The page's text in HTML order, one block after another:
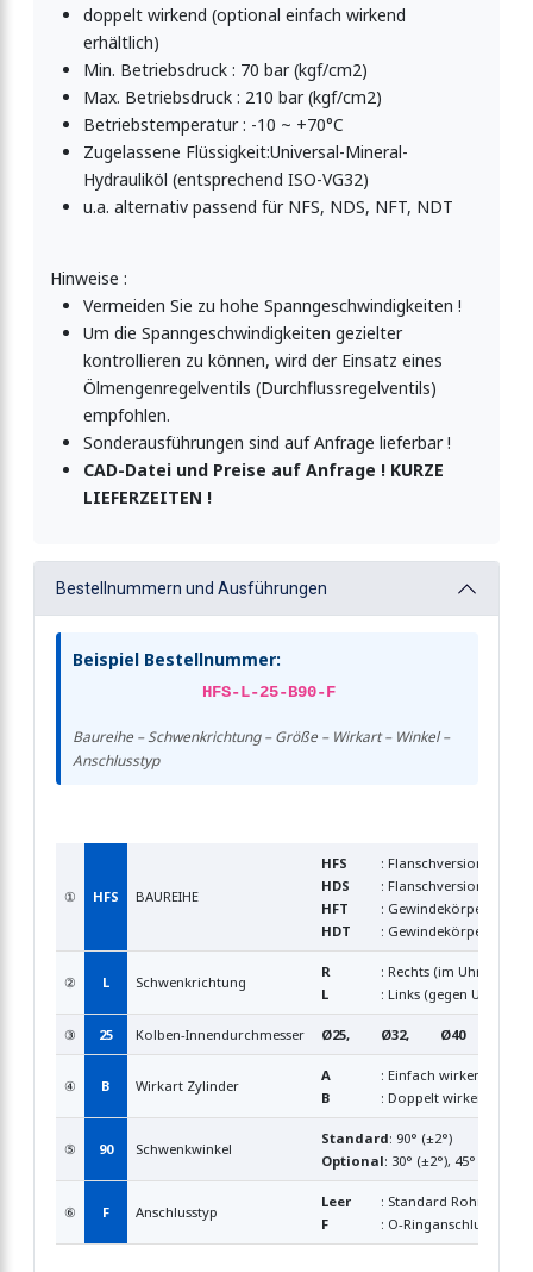
doppelt wirkend (optional einfach wirkend
erhältlich)
Min. Betriebsdruck : 70 bar (kgf/cm2)
Max. Betriebsdruck : 210 bar (kgf/cm2)
Betriebstemperatur : -10 ~ +70°C
Zugelassene Flüssigkeit:Universal-Mineral-
Hydrauliköl (entsprechend ISO-VG32)
u.a. alternativ passend für NFS, NDS, NFT, NDT
Hinweise :
Vermeiden Sie zu hohe Spanngeschwindigkeiten !
Um die Spanngeschwindigkeiten gezielter
kontrollieren zu können, wird der Einsatz eines
Ölmengenregelventils (Durchflussregelventils)
empfohlen.
Sonderausführungen sind auf Anfrage lieferbar !
CAD-Datei und Preise auf Anfrage ! KURZE
LIEFERZEITEN !
Bestellnummern und Ausführungen
Beispiel Bestellnummer:
HFS-L-25-B90-F
Baureihe – Schwenkrichtung – Größe – Wirkart – Winkel –
Anschlusstyp
① HFS BAUREIHE
HFS
: Flanschversion,
HDS
: Flanschversion,
HFT
: Gewindekörper,
HDT
: Gewindekörper,
② L Schwenkrichtung
R
: Rechts (im
L
: Links (gegen
③ 25 Kolben-Innendurchmesser Ø25, Ø32, Ø40
④ B Wirkart Zylinder
A
: Einfach wirkend
B
: Doppelt wirkend
⑤ 90 Schwenkwinkel
Standard: 90° (±2°)
Optional: 30° (±2°), 45° (±2°),
⑥ F Anschlusstyp
Leer
: Standard
F
: O-Ringanschluss